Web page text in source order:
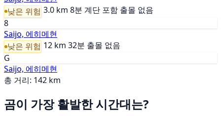
낮은 위험 3.0 km 8분 계단 포함 출몰 없음
8
Saijo, 에히메현
낮은 위험 12 km 32분 출몰 없음
G
Saijo, 에히메현
총 거리: 142 km
곰이 가장 활발한 시간대는?